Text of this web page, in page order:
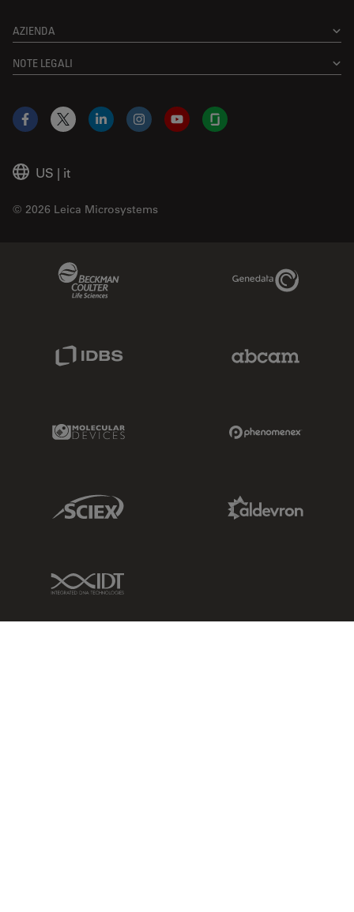
AZIENDA
NOTE LEGALI
US | it
© 2026 Leica Microsystems
Facebook
X LinkedInInstagramYouTubeGlassdoor
Genedata Link
Molecular Devices Link
Sciex Link
IDT Link